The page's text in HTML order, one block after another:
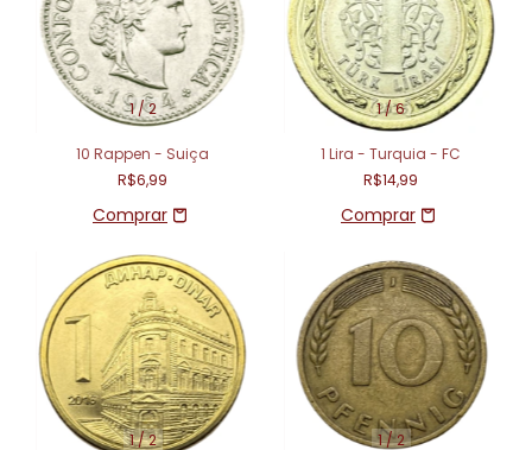
1/2
10 Rappen - Suiça
R$6,99
1/6
1 Lira - Turquia - FC
R$14,99
1/2 1/2